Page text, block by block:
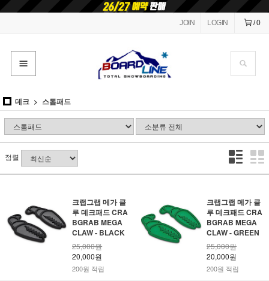
/0
LOGIN
JOIN
데크 스톰패드
정렬
크랩그랩 메가 클
루 데크패드 CRA
BGRAB MEGA
CLAW - BLACK
25,000원
20,000원
200원 적립
크랩그랩 메가 클
루 데크패드 CRA
BGRAB MEGA
CLAW - GREEN
25,000원
20,000원
200원 적립